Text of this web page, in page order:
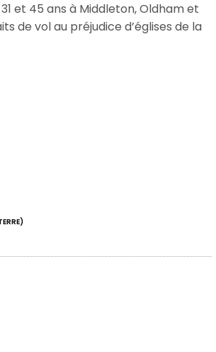
et 45 ans à Middleton, Oldham et
de vol au préjudice d’églises de la